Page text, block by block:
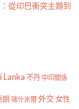
從印巴衝突主題到
Lanka 不丹 中印關係
朗 喀什米爾外交 女性